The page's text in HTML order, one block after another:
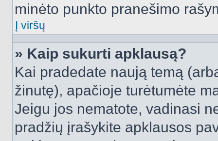
minėto punkto pranešimo
Į viršų
» Kaip sukurti apklausą?
Kai pradedate naują temą
žinutę), apačioje turėtumėte
Jeigu jos nematote, vadinasi
pradžių įrašykite apklausos